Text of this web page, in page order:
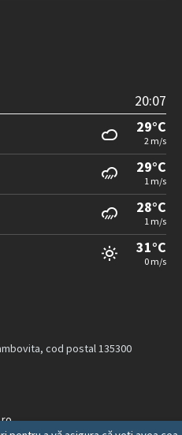
20:07
29°C
2 m/s
29°C
1 m/s
28°C
1 m/s
31°C
0 m/s
cod postal 135300